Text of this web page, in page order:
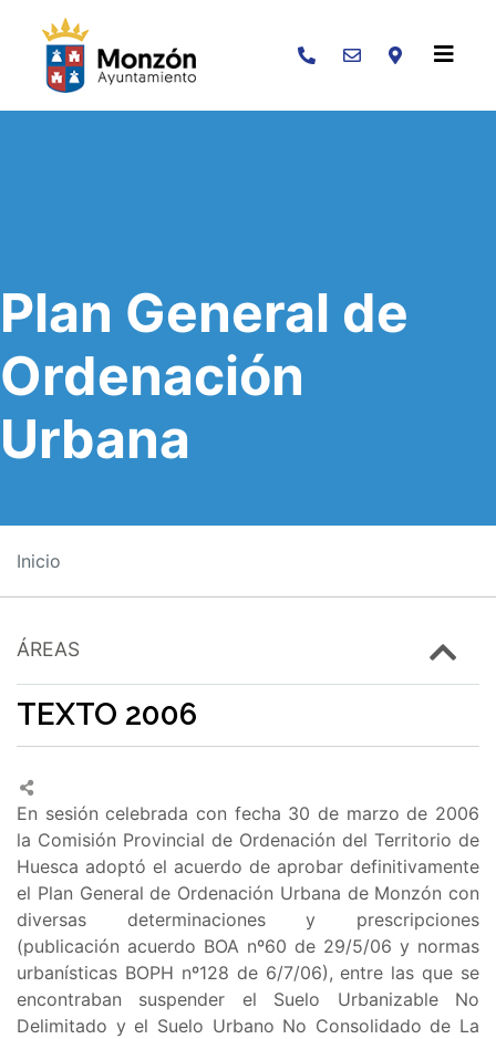
Buscar
Plan General de
Ordenación
Urbana
Inicio
ÁREAS
TEXTO 2006
En sesión celebrada con fecha 30 de marzo de 2006
la Comisión Provincial de Ordenación del Territorio de
Huesca adoptó el acuerdo de aprobar definitivamente
el Plan General de Ordenación Urbana de Monzón con
diversas determinaciones y prescripciones
(publicación acuerdo BOA nº60 de 29/5/06 y normas
urbanísticas BOPH nº128 de 6/7/06), entre las que se
encontraban suspender el Suelo Urbanizable No
Delimitado y el Suelo Urbano No Consolidado de La